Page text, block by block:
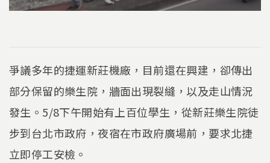
爭議多年的捷運新莊機廠，目前還在興建，卻傳出
部分保留的樂生院，牆面出現裂縫，以及走山情況
發生。5/8下午開始有上百位學生，從新莊樂生院徒
步到台北市政府，夜宿在市政府廣場前，要求北捷
立即停工安檢。